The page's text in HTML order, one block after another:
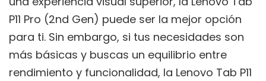
P11 Pro (2nd Gen) puede ser la mejor opción
para ti. Sin embargo, si tus necesidades son
más básicas y buscas un equilibrio entre
rendimiento y funcionalidad, la Lenovo Tab P11